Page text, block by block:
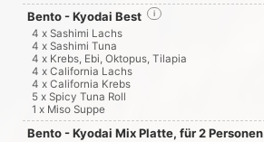
Bento - Kyodai Best i
4 x Sashimi Lachs
4 x Sashimi Tuna
4 x Krebs, Ebi, Oktopus, Tilapia
4 x California Lachs
4 x California Krebs
5 x Spicy Tuna Roll
1 x Miso Suppe
Bento - Kyodai Mix Platte, für 2 Personen